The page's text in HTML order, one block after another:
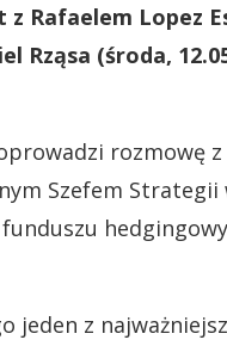
z Rafaelem Lopez
Rząsa (środa,
rozmowę
Szefem Strategii
jeden z